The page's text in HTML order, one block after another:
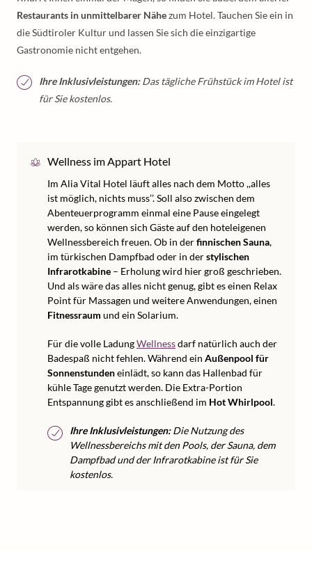
Restaurants in unmittelbarer Nähezum Hotel. Tauchen Sie ein in
die Südtiroler Kultur und lassen Sie sich die einzigartige
Gastronomie nicht entgehen.
Ihre Inklusivleistungen:Das tägliche Frühstück im Hotel ist
für Sie kostenlos.
Wellness im Appart Hotel
Im Alia Vital Hotel läuft alles nach dem Motto ,,alles
ist möglich, nichts muss’’. Soll also zwischen dem
Abenteuerprogramm einmal eine Pause eingelegt
werden, so können sich Gäste auf den hoteleigenen
Wellnessbereich freuen. Ob in derfinnischen Sauna,
im türkischen Dampfbad oder in derstylischen
Infrarotkabine – Erholung wird hier groß geschrieben.
Und als wäre das alles nicht genug, gibt es einen Relax
Point für Massagen und weitere Anwendungen, einen
Fitnessraum und ein Solarium.
Für die volle LadungWellnessdarf natürlich auch der
Badespaß nicht fehlen. Während ein Außenpool für
Sonnenstundeneinlädt, so kann das Hallenbad für
kühle Tage genutzt werden. Die Extra-Portion
Entspannung gibt es anschließend im Hot Whirlpool.
Ihre Inklusivleistungen:Die Nutzung des
Wellnessbereichs mit den Pools, der Sauna, dem
Dampfbad und der Infrarotkabine ist für Sie
kostenlos.